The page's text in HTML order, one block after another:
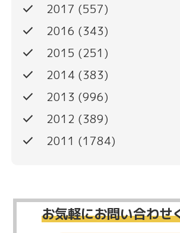
done 2017 (557)
done 2016 (343)
done 2015 (251)
done 2014 (383)
done 2013 (996)
done 2012 (389)
done 2011 (1784)
お気軽にお問い合わせ